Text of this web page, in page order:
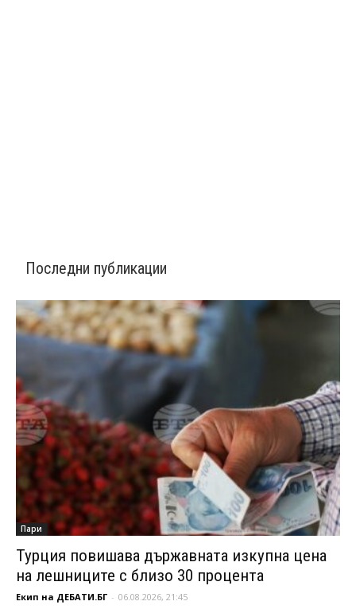
Последни публикации
Пари
Турция повишава държавната изкупна цена
на лешниците с близо 30 процента
Екип на ДЕБАТИ.БГ - 06.08.2026, 21:45